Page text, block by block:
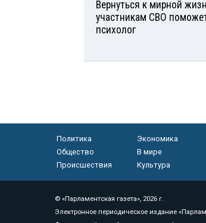
Вернуться к мирной
участникам СВО
психолог
Политика
Экономика
Общество
В мире
Происшествия
Культура
© «Парламентская газета», 2026 г.
Электронное периодическое издание